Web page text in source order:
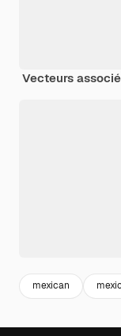
Vecteurs
mexican